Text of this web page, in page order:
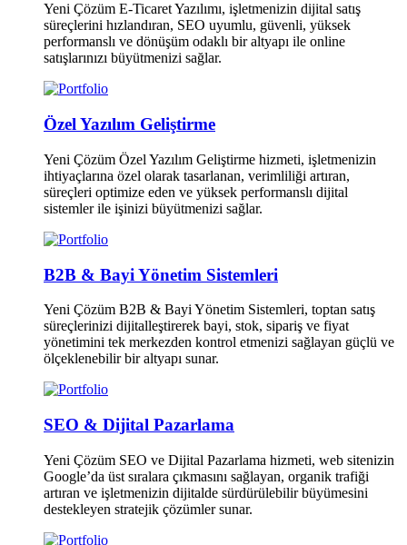
Yeni Çözüm E-Ticaret Yazılımı, işletmenizin dijital satış
süreçlerini hızlandıran, SEO uyumlu, güvenli, yüksek
performanslı ve dönüşüm odaklı bir altyapı ile online
satışlarınızı büyütmenizi sağlar.
Özel Yazılım Geliştirme
Yeni Çözüm Özel Yazılım Geliştirme hizmeti, işletmenizin
ihtiyaçlarına özel olarak tasarlanan, verimliliği artıran,
süreçleri optimize eden ve yüksek performanslı dijital
sistemler ile işinizi büyütmenizi sağlar.
B2B & Bayi Yönetim Sistemleri
Yeni Çözüm B2B & Bayi Yönetim Sistemleri, toptan satış
süreçlerinizi dijitalleştirerek bayi, stok, sipariş ve fiyat
yönetimini tek merkezden kontrol etmenizi sağlayan güçlü ve
ölçeklenebilir bir altyapı sunar.
SEO & Dijital Pazarlama
Yeni Çözüm SEO ve Dijital Pazarlama hizmeti, web sitenizin
Google’da üst sıralara çıkmasını sağlayan, organik trafiği
artıran ve işletmenizin dijitalde sürdürülebilir büyümesini
destekleyen stratejik çözümler sunar.